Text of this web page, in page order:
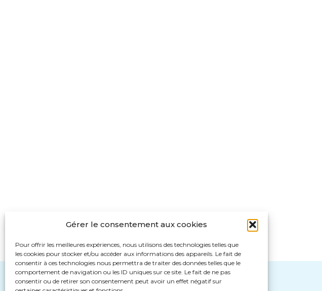
Gérer le consentement aux cookies
Pour offrir les meilleures expériences, nous utilisons des technologies telles que
les cookies pour stocker et/ou accéder aux informations des appareils. Le fait de
consentir à ces technologies nous permettra de traiter des données telles que le
comportement de navigation ou les ID uniques sur ce site. Le fait de ne pas
consentir ou de retirer son consentement peut avoir un effet négatif sur